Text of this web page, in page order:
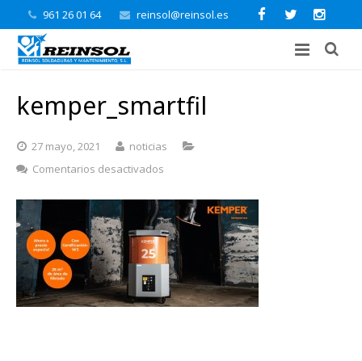
961 26 01 64 reinsol@reinsol.es
kemper_smartfil
27 mayo, 2021
noticias
Comentarios desactivados